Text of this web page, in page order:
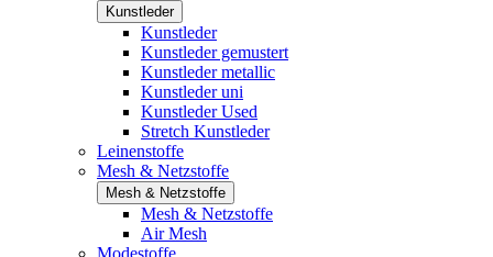
Kunstleder
Kunstleder
Kunstleder gemustert
Kunstleder metallic
Kunstleder uni
Kunstleder Used
Stretch Kunstleder
Leinenstoffe
Mesh & Netzstoffe
Mesh & Netzstoffe
Mesh & Netzstoffe
Air Mesh
Modestoffe